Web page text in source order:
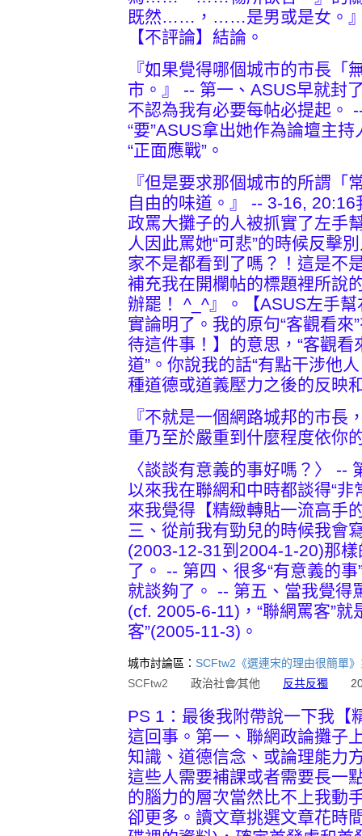
既然……，……是男或是女。』
【不評論】結論。
『如果覺得哪個城市的市長「
市。』 -- 第一、ASUS早就封
不認為我有必要每帖必提起。
“要”ASUS拿出她作為論壇主
“正面應戰”。
『但是要求那個城市的所謂「
自由的味道。』 -- 3-16,
政罵大攤子的人被抓實了左手
人因此罵她“可悲”的時候反擊
家不是都看到了嗎？！這是不
補充我在開欄帖的標題裡所說
辦罷！ ^_^』。【ASUS左手
實論明了。我的原句“客觀看
待這件事！】的意思，“客觀看
道”。你說我的話“有點干涉他
種道德或道義壓力之後的反映
『不就是一個網路城邦的市長
重乃至於嚴重到什麼程度依你
〈談談有意義的事好嗎？〉 --
以來我在聯網和中時都談得“
來我覺得【精緻轉貼一流高手
三、從前我有勁兒的時候我會
(2003-12-31到2004-1-20)那
了。 -- 第四、很多“有意義的
就談夠了。 -- 第五、當我覺得
(cf. 2005-6-11)，“聯網罵客”
客”(2005-11-3)。
城市討論區： SCFtw2《選連宋的理由很簡單
SCFtw2 政治社會∕其他 反共反獨
PS 1：最後我附帶說一下我【
這回事。第一、聯網政論攤子
知識、道德信念、或論理能力
這些人需要補課或者需要長一
的腦力的層次當然比不上我動
卻更多。讀文章挑選文章花時